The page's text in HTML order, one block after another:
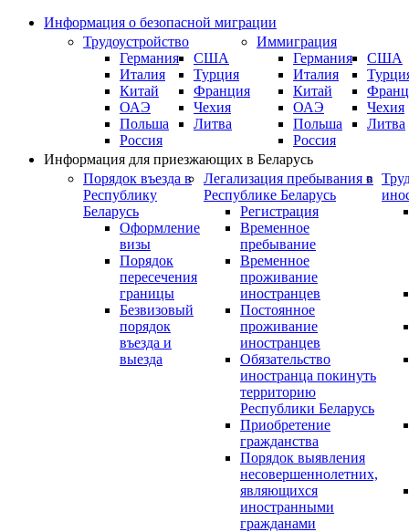
Информация о безопасной миграции
Трудоустройство
Германия
Италия
Китай
ОАЭ
Польша
Россия
США
Турция
Франция
Чехия
Литва
Иммиграция
Германия
Италия
Китай
ОАЭ
Польша
Россия
США
Чехия
Литва
Информация для приезжающих в Беларусь
Порядок въезда в
Республику
Беларусь
Оформление
визы
Порядок
пересечения
границы
Безвизовый
порядок
въезда и
выезда
Легализация пребывания в
Республике Беларусь
Регистрация
Временное
пребывание
Временное
проживание
иностранцев
Постоянное
проживание
иностранцев
Обязательство
иностранца покинуть
территорию
Республики Беларусь
Приобретение
гражданства
Порядок выявления
несовершеннолетних,
являющихся
иностранными
гражданами